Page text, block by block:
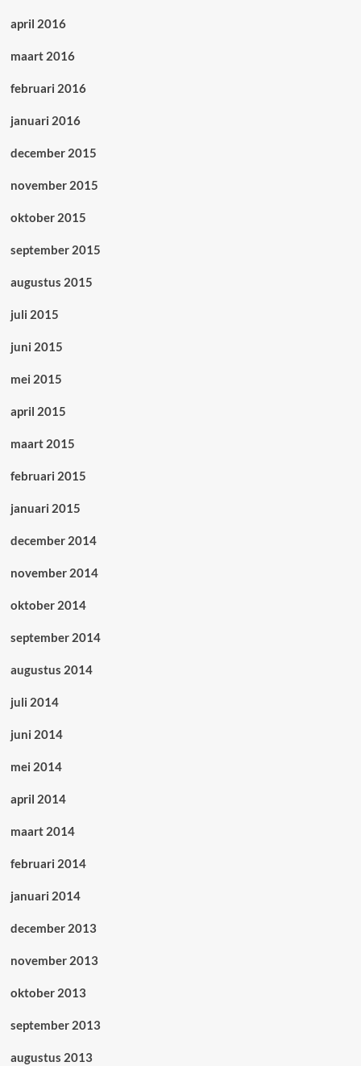
april 2016
maart 2016
februari 2016
januari 2016
december 2015
november 2015
oktober 2015
september 2015
augustus 2015
juli 2015
juni 2015
mei 2015
april 2015
maart 2015
februari 2015
januari 2015
december 2014
november 2014
oktober 2014
september 2014
augustus 2014
juli 2014
juni 2014
mei 2014
april 2014
maart 2014
februari 2014
januari 2014
december 2013
november 2013
oktober 2013
september 2013
augustus 2013